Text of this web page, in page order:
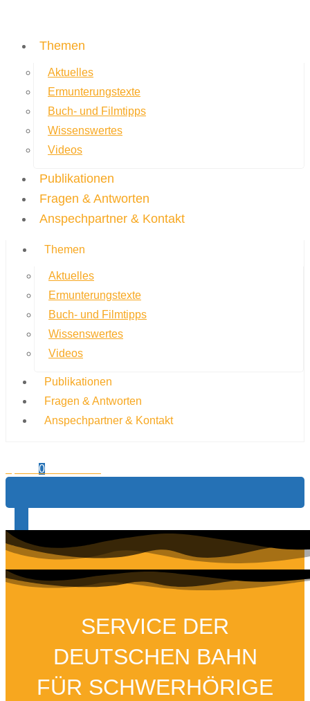
Themen
Aktuelles
Ermunterungstexte
Buch- und Filmtipps
Wissenswertes
Videos
Publikationen
Fragen & Antworten
Anspechpartner & Kontakt
Themen
Aktuelles
Ermunterungstexte
Buch- und Filmtipps
Wissenswertes
Videos
Publikationen
Fragen & Antworten
Anspechpartner & Kontakt
0
SERVICE DER
DEUTSCHEN BAHN
FÜR SCHWERHÖRIGE